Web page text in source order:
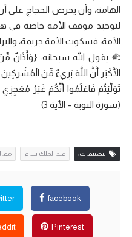
الهامة، وأن يحرص الحجاج على أن
لتوحيد موقف الأمة خاصة في
الأمة، فسكوت الأمة جريمة،
🫲 يقول الله سبحانه: {وَأَذَانٌ
الْأَكْبَرِ‌ أَنَّ اللَّهَ بَرِ‌يءٌ مِّنَ
تَوَلَّيْتُمْ فَاعْلَمُوا أَنَّكُمْ غَيْرُ‌
(سورة التوبة – الأية 3)
التصنيفات: عبد الملك سام
facebook
Pinterest